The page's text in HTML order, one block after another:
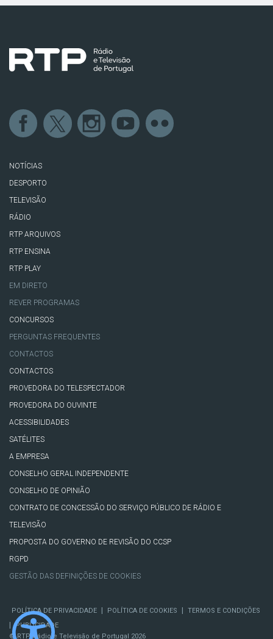
NOTÍCIAS
DESPORTO
TELEVISÃO
RÁDIO
RTP ARQUIVOS
RTP ENSINA
RTP PLAY
EM DIRETO
REVER PROGRAMAS
CONCURSOS
PERGUNTAS FREQUENTES
CONTACTOS
CONTACTOS
PROVEDORA DO TELESPECTADOR
PROVEDORA DO OUVINTE
ACESSIBILIDADES
SATÉLITES
A EMPRESA
CONSELHO GERAL INDEPENDENTE
CONSELHO DE OPINIÃO
CONTRATO DE CONCESSÃO DO SERVIÇO PÚBLICO DE RÁDIO E
TELEVISÃO
PROPOSTA DO GOVERNO DE REVISÃO DO CCSP
RGPD
GESTÃO DAS DEFINIÇÕES DE COOKIES
POLÍTICA DE PRIVACIDADE POLÍTICA DE COOKIES TERMOS E CONDIÇÕES
PUBLICIDADE
© RTP, Rádio e Televisão de Portugal 2026